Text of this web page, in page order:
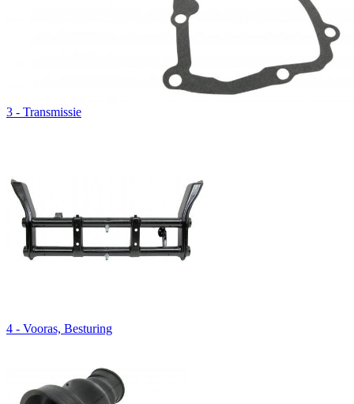
3 - Transmissie
4 - Vooras, Besturing